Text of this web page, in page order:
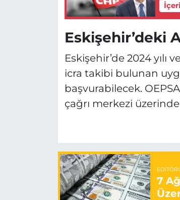
Eskişehir’deki
Eskişehir’de 2024
icra takibi bulunan
başvurabilecek.
çağrı merkezi
7